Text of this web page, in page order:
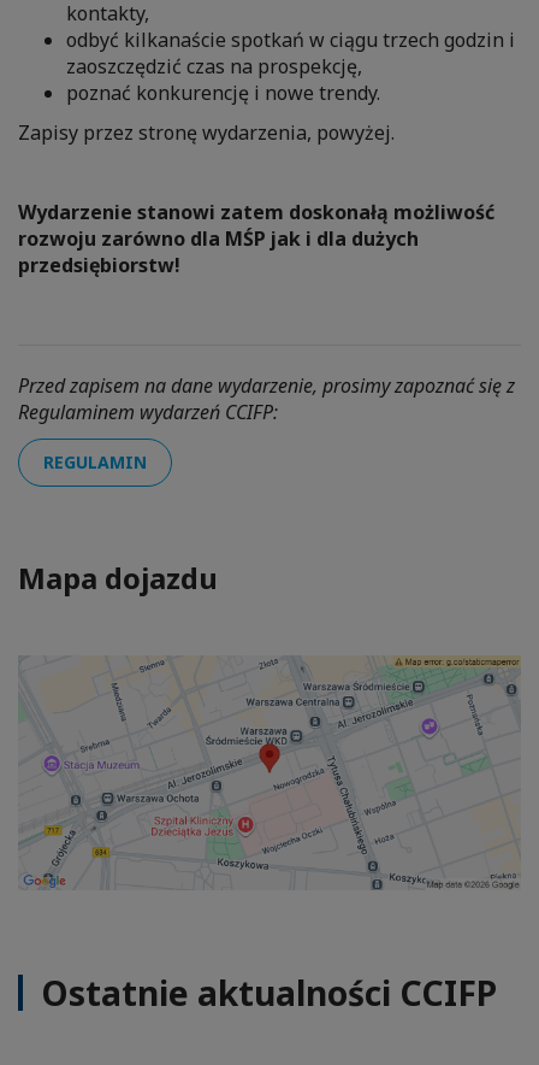
kontakty,
odbyć kilkanaście spotkań w ciągu trzech godzin i
zaoszczędzić czas na prospekcję,
poznać konkurencję i nowe trendy.
Zapisy przez stronę wydarzenia, powyżej.
Wydarzenie stanowi zatem doskonałą możliwość
rozwoju zarówno dla MŚP jak i dla dużych
przedsiębiorstw!
Przed zapisem na dane wydarzenie, prosimy zapoznać się z
Regulaminem wydarzeń CCIFP:
REGULAMIN
Mapa dojazdu
Ostatnie aktualności CCIFP